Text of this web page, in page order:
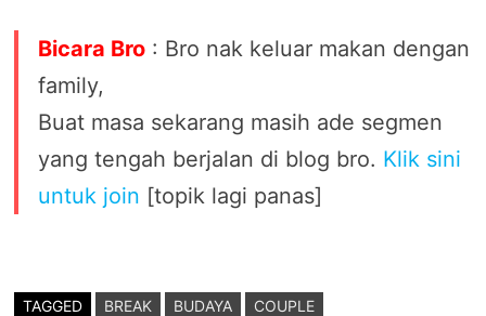
Bicara Bro : Bro nak keluar makan dengan
family,
Buat masa sekarang masih ade segmen
yang tengah berjalan di blog bro. Klik sini
untuk join [topik lagi panas]
TAGGED BREAK BUDAYA COUPLE